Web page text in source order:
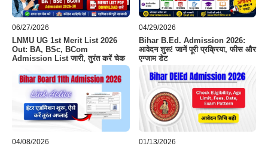
06/27/2026
LNMU UG 1st Merit List 2026
Out: BA, BSc, BCom
Admission List जारी, तुरंत करें चेक
04/29/2026
Bihar B.Ed. Admission 2026:
आवेदन शुरू! जानें पूरी प्रक्रिया, फीस और
एग्जाम डेट
04/08/2026 01/13/2026